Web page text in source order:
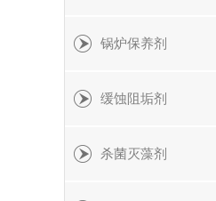
锅炉保养剂
缓蚀阻垢剂
杀菌灭藻剂